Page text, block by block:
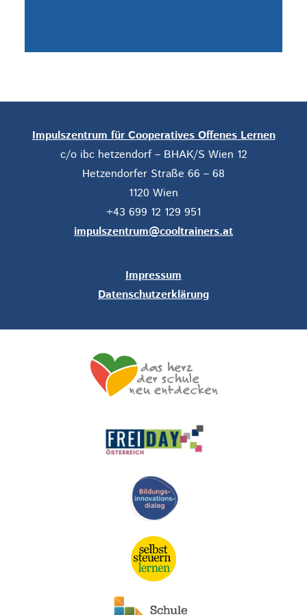
Impulszentrum für Cooperatives Offenes Lernen
c/o ibc hetzendorf – BHAK/S Wien 12
Hetzendorfer Straße 66 – 68
1120 Wien
+43 699 12 129 951
impulszentrum@cooltrainers.at
Impressum
Datenschutzerklärung